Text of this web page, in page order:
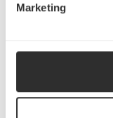
Marketing